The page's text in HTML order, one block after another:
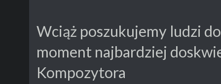
Wciąż poszukujemy ludzi
moment najbardziej
Kompozytora